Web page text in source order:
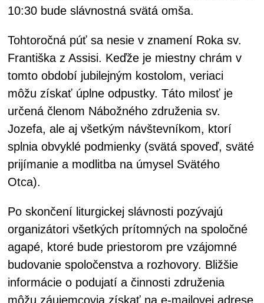
10:30 bude slávnostná svätá omša.
Tohtoročná púť sa nesie v znamení Roka sv.
Františka z Assisi. Keďže je miestny chrám v
tomto období jubilejným kostolom, veriaci
môžu získať úplne odpustky. Táto milosť je
určená členom Nábožného združenia sv.
Jozefa, ale aj všetkým návštevníkom, ktorí
splnia obvyklé podmienky (svätá spoveď, sväté
prijímanie a modlitba na úmysel Svätého
Otca).
Po skončení liturgickej slávnosti pozývajú
organizátori všetkých prítomných na spoločné
agapé, ktoré bude priestorom pre vzájomné
budovanie spoločenstva a rozhovory. Bližšie
informácie o podujatí a činnosti združenia
môžu záujemcovia získať na e-mailovej adrese